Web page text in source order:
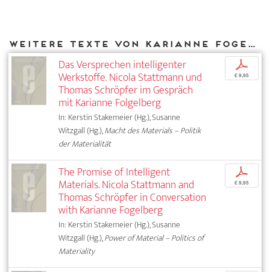
Weitere Texte von Karianne Fogelberg bei DIAPHANES
Das Versprechen intelligenter
Werkstoffe. Nicola Stattmann und
Thomas Schröpfer im Gespräch
mit Karianne Folgelberg
In: Kerstin Stakemeier (Hg.), Susanne
Witzgall (Hg.),Macht des Materials – Politik
der Materialität
p
€ 9,95
The Promise of Intelligent
Materials. Nicola Stattmann and
Thomas Schröpfer in Conversation
with Karianne Fogelberg
In: Kerstin Stakemeier (Hg.), Susanne
Witzgall (Hg.),Power of Material – Politics of
Materiality
p
€ 9,95